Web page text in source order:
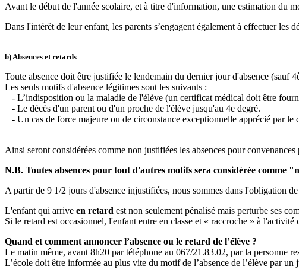
Avant le début de l'année scolaire, et à titre d'information, une estimation du
Dans l'intérêt de leur enfant, les parents s’engagent également à effectuer
b) Absences et retards
Toute absence doit être justifiée le lendemain du dernier jour d'absence (sauf
Les seuls motifs d'absence légitimes sont les suivants :
- L’indisposition ou la maladie de l'élève (un certificat médical doit être
- Le décès d'un parent ou d'un proche de l'élève jusqu'au 4e degré.
- Un cas de force majeure ou de circonstance exceptionnelle apprécié par le
Ainsi seront considérées comme non justifiées les absences pour
N.B. Toutes absences pour tout d'autres motifs sera considérée comme
A partir de 9 1/2 jours d'absence injustifiées, nous sommes dans l'obligation
L'enfant qui arrive en retard est non seulement pénalisé mais perturbe ses
Si le retard est occasionnel, l'enfant entre en classe et « raccroche » à
Quand et comment annoncer l’absence ou le retard de l’élève ?
Le matin même, avant 8h20 par téléphone au 067/21.83.02, par la personne
L’école doit être informée au plus vite du motif de l’absence de l’élève par